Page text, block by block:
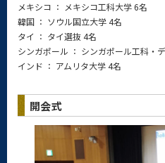
メキシコ ： メキシコ工科大学 6名
韓国 ： ソウル国立大学 4名
タイ ： タイ選抜 4名
シンガポール ： シンガポール工科・
インド ： アムリタ大学 4名
開会式